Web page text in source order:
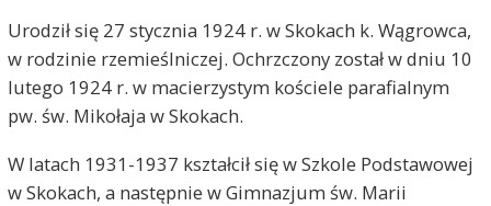
Urodził się 27 stycznia 1924 r. w Skokach k. Wągrowca,
w rodzinie rzemieślniczej. Ochrzczony został w dniu 10
lutego 1924 r. w macierzystym kościele parafialnym
pw. św. Mikołaja w Skokach.
W latach 1931-1937 kształcił się w Szkole Podstawowej
w Skokach, a następnie w Gimnazjum św. Marii